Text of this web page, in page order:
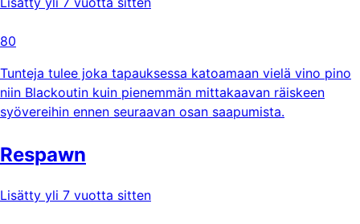
80
Tunteja tulee joka tapauksessa katoamaan vielä vino pino
niin Blackoutin kuin pienemmän mittakaavan räiskeen
syövereihin ennen seuraavan osan saapumista.
Respawn
Lisätty yli 7 vuotta sitten